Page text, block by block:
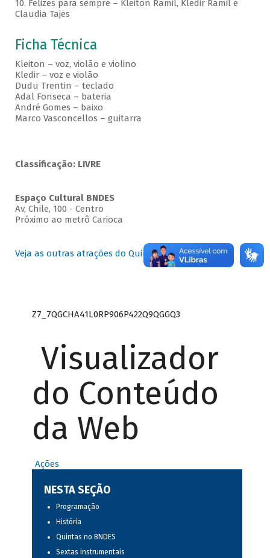
10. Felizes para sempre – Kleiton Ramil, Kledir Ramil e
Claudia Tajes
Ficha Técnica
Kleiton – voz, violão e violino
Kledir – voz e violão
Dudu Trentin – teclado
Adal Fonseca – bateria
André Gomes – baixo
Marco Vasconcellos – guitarra
Classificação: LIVRE
Espaço Cultural BNDES
Av, Chile, 100 - Centro
Próximo ao metrô Carioca
Veja as outras atrações do Quintas no BNDES
Z7_7QGCHA41L0RP906P422Q9QGGQ3
Visualizador
do Conteúdo
da Web
Ações
NESTA SEÇÃO
Programação
História
Quintas no BNDES
Sextas instrumentais